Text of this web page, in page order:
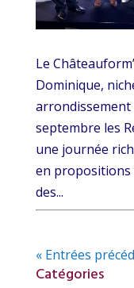
Le
Dominique,
arrondissement
septembre les
une journée
en propositions
des...
« Entrées
Catégories